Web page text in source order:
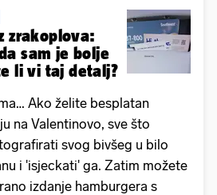
zrakoplova:
sam je bolje
li vi taj detalj?
Ako želite besplatan
na Valentinovo, sve što
svog bivšeg u bilo
i 'isjeckati' ga. Zatim možete
izdanje hamburgera s